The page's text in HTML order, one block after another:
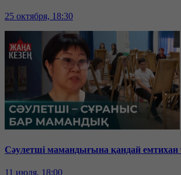
25 октября, 18:30
Сәулетші мамандығына қандай
11 июля, 18:00